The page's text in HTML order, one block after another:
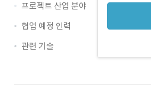
프로젝트 산업 분야
협업 예정 인력
관련 기술